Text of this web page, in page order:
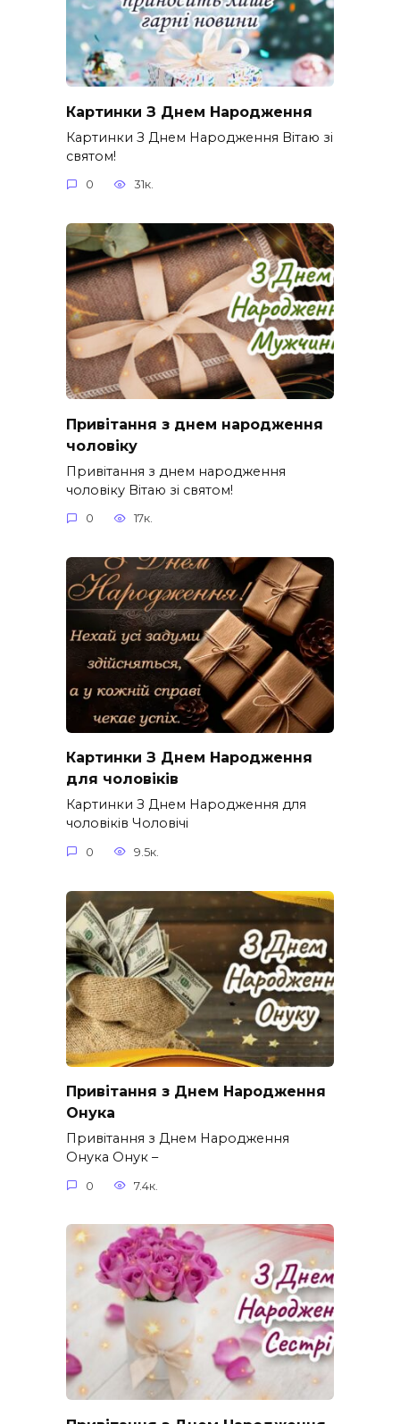
Картинки З Днем Народження
Картинки З Днем Народження Вітаю зі
святом!
0 31к.
Привітання з днем народження
чоловіку
Привітання з днем народження
чоловіку Вітаю зі святом!
0 17к.
Картинки З Днем Народження
для чоловіків​
Картинки З Днем Народження для
чоловіків​ Чоловічі
0 9.5к.
Привітання з Днем Народження
Онука
Привітання з Днем Народження
Онука Онук –
0 7.4к.